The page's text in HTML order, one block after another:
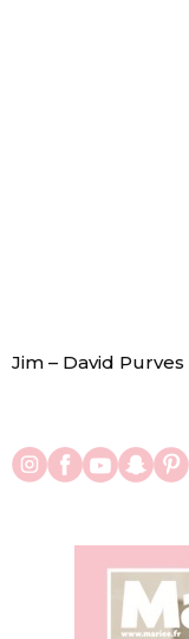
Jim – David Purves